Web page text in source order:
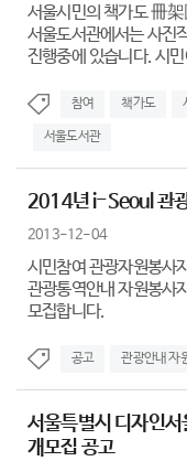
서울시민의 책가도 冊
서울도서관에서는 사진
진행중에 있습니다. 시
참여 책가도
서울도서관
2014년 i-Seoul 관
2013-12-04
시민참여 관광자원봉사
관광통역안내 자원봉사
모집합니다.
공고 관광안내 자
서울특별시 디자인
개모집 공고